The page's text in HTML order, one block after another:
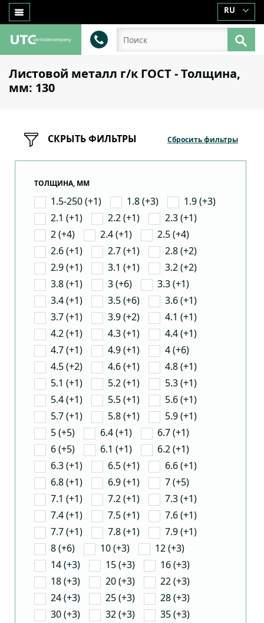
RU
Листовой металл г/к ГОСТ - Толщина,
мм: 130
СКРЫТЬ ФИЛЬТРЫ Сбросить фильтры
ТОЛЩИНА, ММ
1.5-250 (+1) 1.8 (+3)
1.9 (+3)
2.1 (+1)
2.2 (+1)
2.3 (+1)
2 (+4)
2.4 (+1)
2.5 (+4)
2.6 (+1)
2.7 (+1)
2.8 (+2)
2.9 (+1)
3.1 (+1)
3.2 (+2)
3.8 (+1)
3 (+6)
3.3 (+1)
3.4 (+1)
3.5 (+6)
3.6 (+1)
3.7 (+1)
3.9 (+2)
4.1 (+1)
4.2 (+1)
4.3 (+1)
4.4 (+1)
4.7 (+1)
4.9 (+1)
4 (+6)
4.5 (+2)
4.6 (+1)
4.8 (+1)
5.1 (+1)
5.2 (+1)
5.3 (+1)
5.4 (+1)
5.5 (+1)
5.6 (+1)
5.7 (+1)
5.8 (+1)
5.9 (+1)
5 (+5)
6.4 (+1)
6.7 (+1)
6 (+5)
6.1 (+1)
6.2 (+1)
6.3 (+1)
6.5 (+1)
6.6 (+1)
6.8 (+1)
6.9 (+1)
7 (+5)
7.1 (+1)
7.2 (+1)
7.3 (+1)
7.4 (+1)
7.5 (+1)
7.6 (+1)
7.7 (+1)
7.8 (+1)
7.9 (+1)
8 (+6)
10 (+3)
12 (+3)
14 (+3)
15 (+3)
16 (+3)
18 (+3)
20 (+3)
22 (+3)
24 (+3)
25 (+3)
28 (+3)
30 (+3)
32 (+3)
35 (+3)